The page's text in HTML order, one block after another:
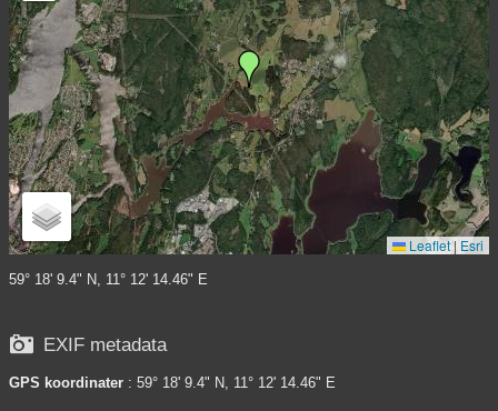
Leaflet | Esri
59° 18' 9.4" N, 11° 12' 14.46" E
 EXIF metadata
GPS koordinater : 59° 18' 9.4" N, 11° 12' 14.46" E